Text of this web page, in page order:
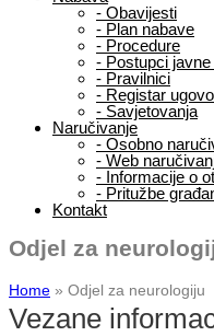
- Obavijesti
- Plan nabave
- Procedure
- Postupci
- Pravilnici
- Registar
- Savjetovanja
Naručivanje
- Osobno
- Web
- Informacije o
- Pritužbe
Kontakt
Odjel za
Home » Odjel za neurologiju
Vezane